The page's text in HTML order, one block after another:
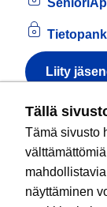
Tällä
Tämä sivusto
näyttäminen
Liity
Tietoa
Kansallinen
eläkeläisten